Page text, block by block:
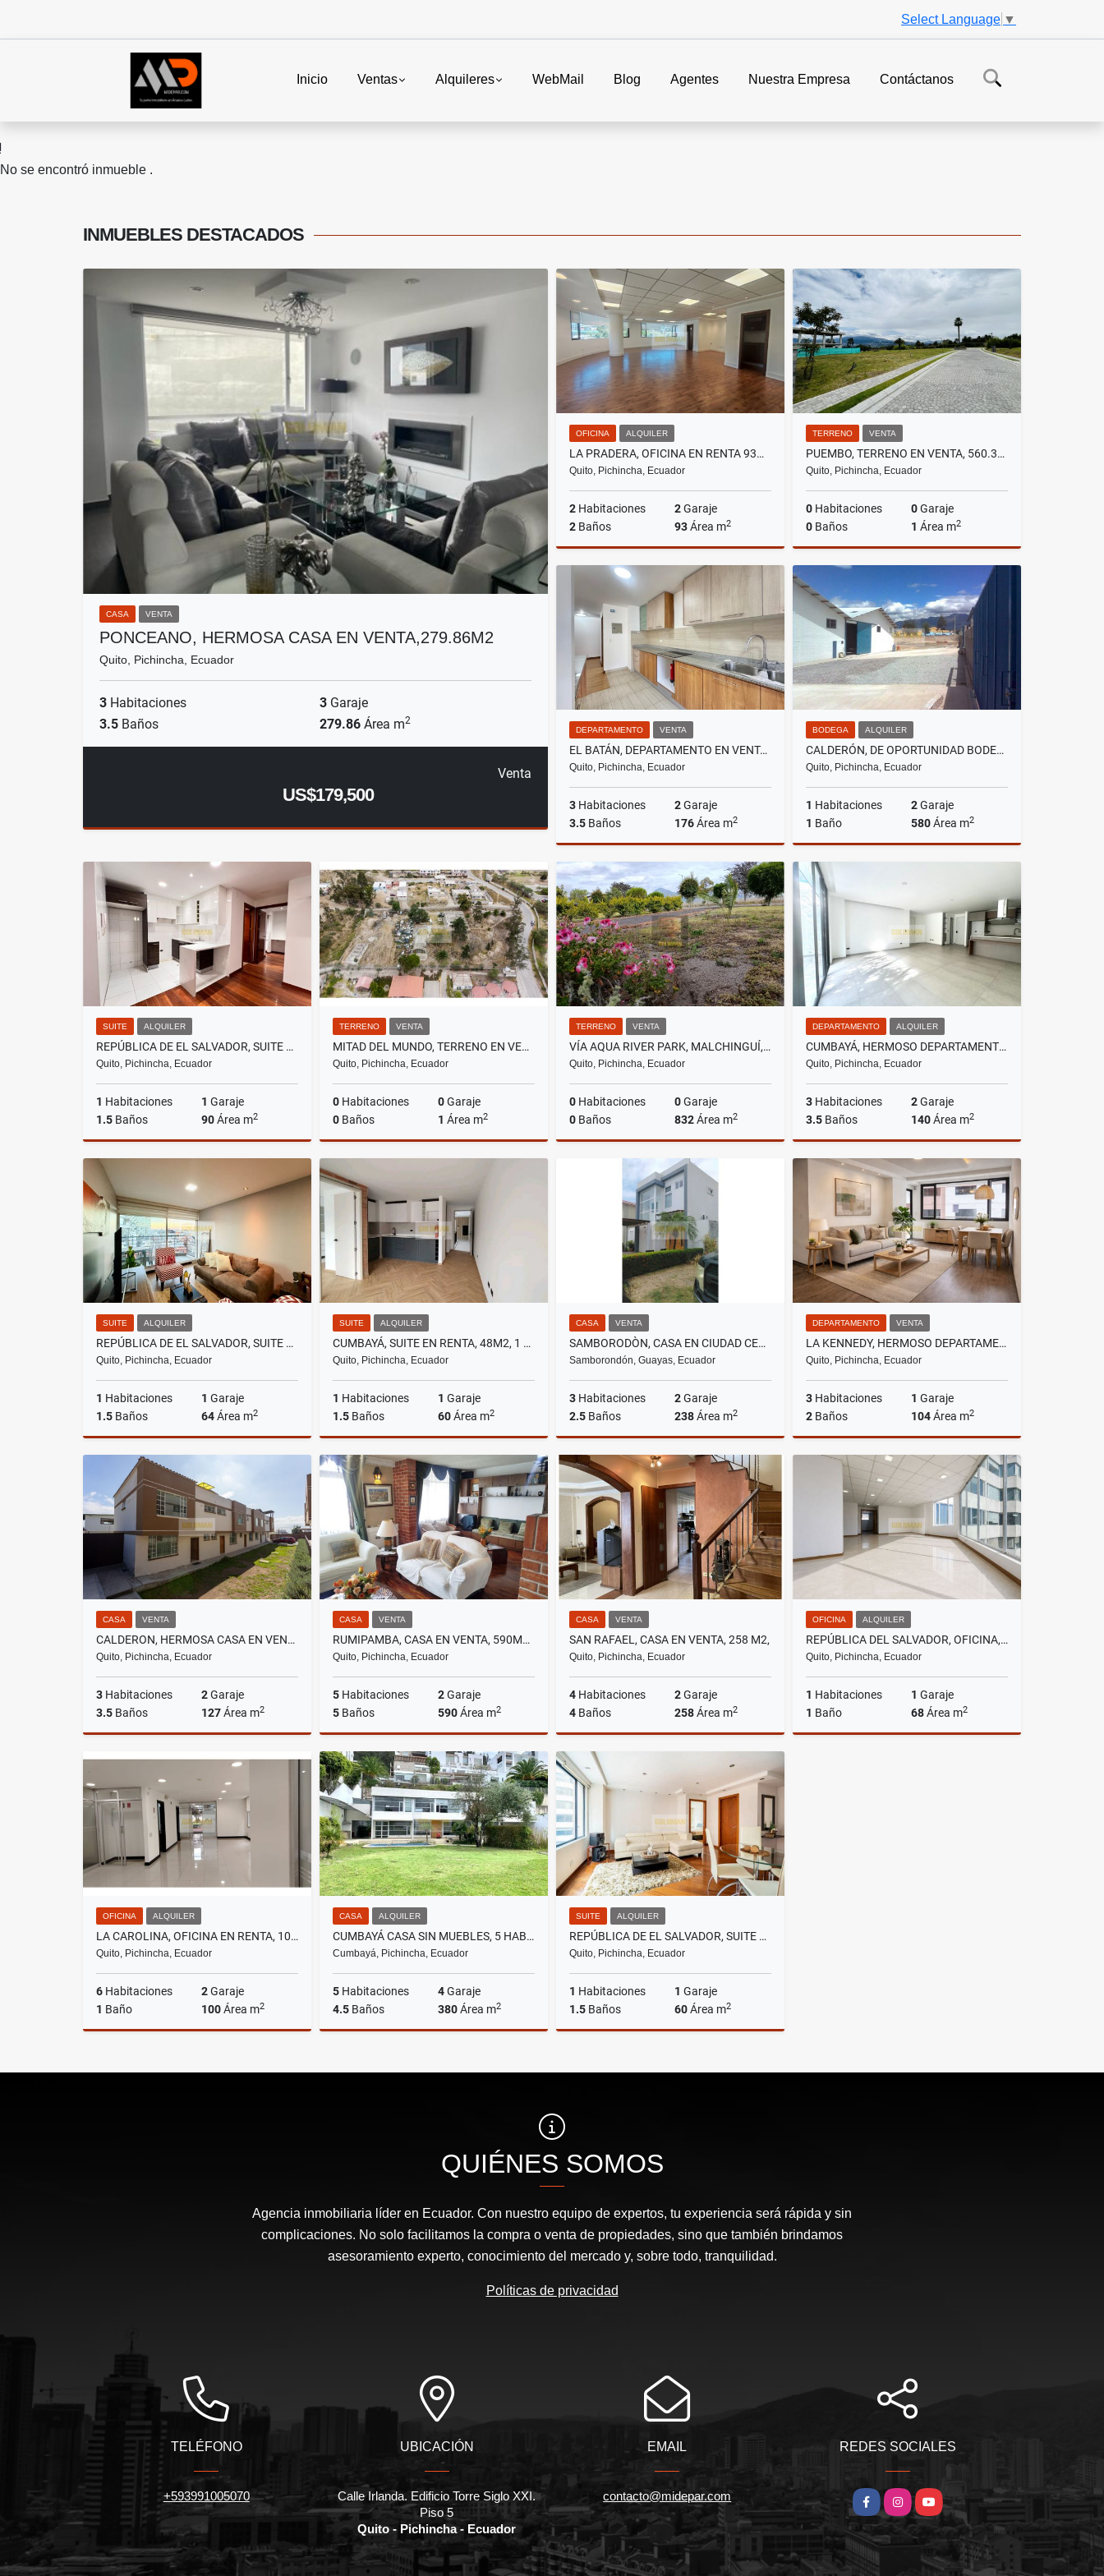
Select Language ▼
Inicio Ventas Alquileres WebMail Blog Agentes Nuestra Empresa Contáctanos
No se encontró inmueble .
INMUEBLES DESTACADOS
CASA VENTA
PONCEANO, HERMOSA CASA EN VENTA,279.86M2
Quito, Pichincha, Ecuador
3 Habitaciones 3 Garaje
3.5 Baños 279.86 Área m2
Venta
US$179,500
OFICINA ALQUILER
LA PRADERA, OFICINA EN RENTA 93M2
Quito, Pichincha, Ecuador
2 Habitaciones 2Garaje
2 Baños 93Área m2
US$1,200
TERRENO VENTA
PUEMBO, TERRENO EN VENTA, 560.39M2, 2 PISOS
Quito, Pichincha, Ecuador
0 Habitaciones 0Garaje
0 Baños 1 Área m2
Venta
US$174,841
DEPARTAMENTO VENTA
EL BATÁN, DEPARTAMENTO EN VENTA, 176M2, 3 HABITACIONES, BALCON
Quito, Pichincha, Ecuador
3 Habitaciones 2Garaje
3.5 Baños 176Área m2
Venta
US$235,000
BODEGA ALQUILER
CALDERÓN, DE OPORTUNIDAD BODEGA EN RENTA, 580M2
Quito, Pichincha, Ecuador
1 Habitaciones 2Garaje
1 Baño 580Área m2
US$3,480
SUITE ALQUILER
REPÚBLICA DE EL SALVADOR, SUITE EN RENTA, 65M2, 1 PARQUEADERO
Quito, Pichincha, Ecuador
1 Habitaciones 1 Garaje
1.5 Baños 90Área m2
US$500
TERRENO VENTA
MITAD DEL MUNDO, TERRENO EN VENTA, 6556M2
Quito, Pichincha, Ecuador
0 Habitaciones 0Garaje
0 Baños 1 Área m2
TERRENO VENTA
VÍA AQUA RIVER PARK, MALCHINGUÍ, TERRENO EN VENTA, 832M2
Quito, Pichincha, Ecuador
0 Habitaciones 0Garaje
0 Baños 832Área m2
US$33,900
DEPARTAMENTO ALQUILER
CUMBAYÁ, HERMOSO DEPARTAMENTO EN RENTA, 140M2
Quito, Pichincha, Ecuador
3 Habitaciones 2Garaje
3.5 Baños 140Área m2
Alquiler
US$1,300
SUITE ALQUILER
REPÚBLICA DE EL SALVADOR, SUITE AMOBLADA, 64M2, 1 HABITACIÓN.
Quito, Pichincha, Ecuador
1 Habitaciones 1 Garaje
1.5 Baños 64Área m2
US$870
SUITE ALQUILER
CUMBAYÁ, SUITE EN RENTA, 48M2, 1 PARQUEADERO Y 1 BODEGA
Quito, Pichincha, Ecuador
1 Habitaciones 1 Garaje
1.5 Baños 60Área m2
Alquiler
US$580
CASA VENTA
SAMBORODÒN, CASA EN CIUDAD CELESTE, 238 M2, CASA CON JACUZZI, PÉRGOLA
Samborondón, Guayas, Ecuador
3 Habitaciones 2Garaje
2.5 Baños 238Área m2
Venta
US$202,000
DEPARTAMENTO VENTA
LA KENNEDY, HERMOSO DEPARTAMENTO EN VENTA, 104M2
Quito, Pichincha, Ecuador
3 Habitaciones 1 Garaje
2 Baños 104Área m2
Venta
US$93,000
CASA VENTA
CALDERON, HERMOSA CASA EN VENTA, 127M2
Quito, Pichincha, Ecuador
3 Habitaciones 2Garaje
3.5 Baños 127Área m2
Venta
CASA VENTA
RUMIPAMBA, CASA EN VENTA, 590M2, 5 HABITACIONES
Quito, Pichincha, Ecuador
5 Habitaciones 2Garaje
5 Baños 590Área m2
Venta
US$263,000
CASA VENTA
SAN RAFAEL, CASA EN VENTA, 258 M2,
Quito, Pichincha, Ecuador
4 Habitaciones 2Garaje
4 Baños 258Área m2
OFICINA ALQUILER
REPÚBLICA DEL SALVADOR, OFICINA, 68 M2, 1 PARQUEADERO.
Quito, Pichincha, Ecuador
1 Habitaciones 1 Garaje
1 Baño 68Área m2
OFICINA ALQUILER
LA CAROLINA, OFICINA EN RENTA, 100M2
Quito, Pichincha, Ecuador
6 Habitaciones 2Garaje
1 Baño 100Área m2
US$1,217
CASA ALQUILER
CUMBAYÁ CASA SIN MUEBLES, 5 HABITACIONES, 4 PARQUEADEROS,380M2
Cumbayá, Pichincha, Ecuador
5 Habitaciones 4Garaje
4.5 Baños 380Área m2
US$3,000
SUITE ALQUILER
REPÚBLICA DE EL SALVADOR, SUITE AMOBLADA EN RENTA, 60M2
Quito, Pichincha, Ecuador
1 Habitaciones 1 Garaje
1.5 Baños 60Área m2
US$600
QUIÉNES SOMOS
Agencia inmobiliaria líder en Ecuador. Con nuestro equipo de expertos, tu experiencia será rápida y sin
complicaciones. No solo facilitamos la compra o venta de propiedades, sino que también brindamos
asesoramiento experto, conocimiento del mercado y, sobre todo, tranquilidad.
Políticas de privacidad
TELÉFONO
+593991005070
UBICACIÓN
Calle Irlanda. Edificio Torre Siglo XXI.
Piso 5
Quito - Pichincha - Ecuador
EMAIL
contacto@midepar.com
REDES SOCIALES
FacebookInstagramYouTube